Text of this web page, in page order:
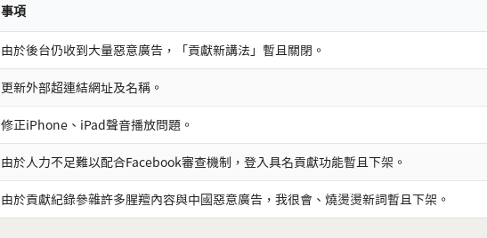
事項
由於後台仍收到大量惡意廣告，「貢獻新講法」暫且關閉。
更新外部超連結網址及名稱。
修正iPhone、iPad聲音播放問題。
由於人力不足難以配合Facebook審查機制，登入具名貢獻功能暫且下架。
由於貢獻紀錄參雜許多腥羶內容與中國惡意廣告，我很會、燒燙燙新詞暫且下架。